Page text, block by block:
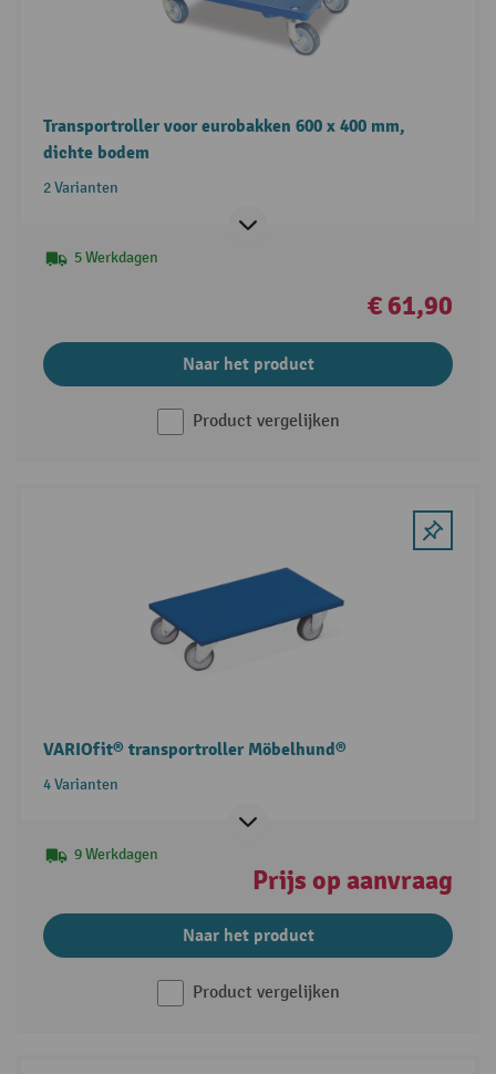
Transportroller voor eurobakken 600 x 400 mm,
dichte bodem
2 Varianten
5 Werkdagen
€ 61,90
Naar het product
Product vergelijken
VARIOfit® transportroller Möbelhund®
4 Varianten
9 Werkdagen
Prijs op aanvraag
Naar het product
Product vergelijken